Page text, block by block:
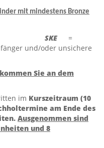
mit mindestens Bronze
=
und/oder unsichere
Sie an dem
im Kurszeitraum (10
am Ende des
Ausgenommen sind
und 8